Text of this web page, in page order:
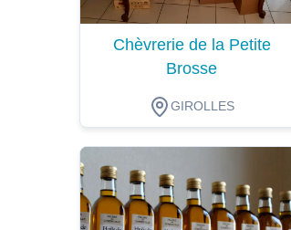
Chèvrerie de la Petite
Brosse
GIROLLES
Dégustation